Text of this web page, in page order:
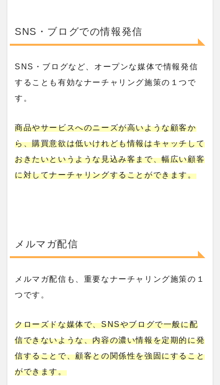
SNS・ブログでの情報発信
SNS・ブログなど、オープンな媒体で情報発信
することも有効なナーチャリング施策の１つで
す。
商品やサービスへのニーズが高いような顧客か
ら、購買意欲は低いけれども情報はキャッチして
おきたいというような見込み客まで、幅広い顧客
に対してナーチャリングすることができます。
メルマガ配信
メルマガ配信も、重要なナーチャリング施策の１
つです。
クローズドな媒体で、SNSやブログで一般に配
信できないような、内容の濃い情報を定期的に発
信することで、顧客との関係性を強固にすること
ができます。